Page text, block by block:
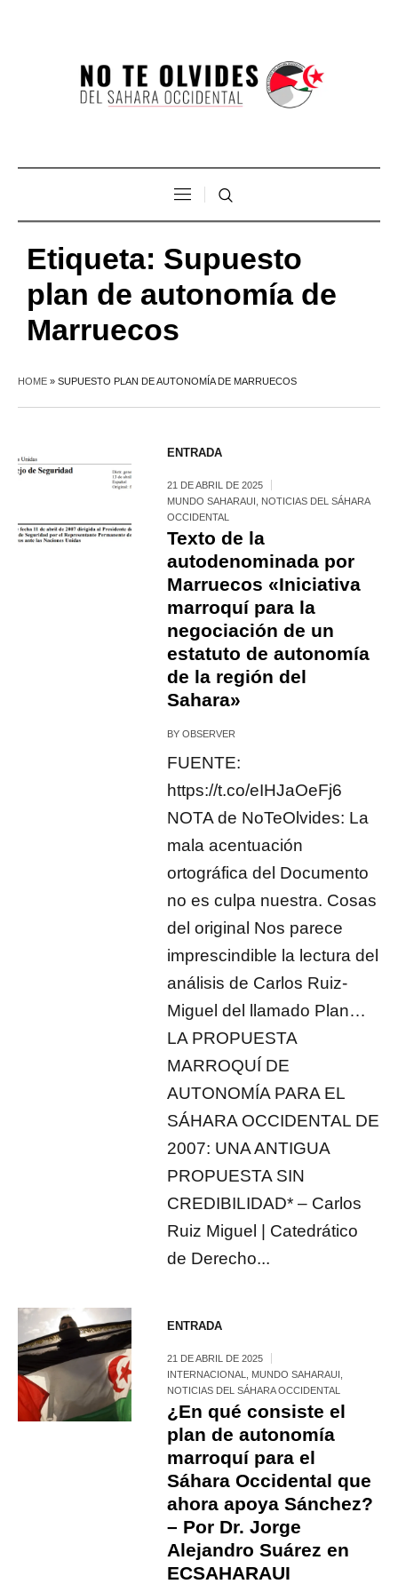
Etiqueta: Supuesto
plan de autonomía de
Marruecos
HOME » SUPUESTO PLAN DE AUTONOMÍA DE MARRUECOS
ENTRADA
21 DE ABRIL DE 2025
MUNDO SAHARAUI
NOTICIAS DEL SÁHARA
OCCIDENTAL
Texto de la
autodenominada por
Marruecos «Iniciativa
marroquí para la
negociación de un
estatuto de autonomía
de la región del
Sahara»
BYOBSERVER
FUENTE:
https://t.co/eIHJaOeFj6
NOTA de NoTeOlvides: La
mala acentuación
ortográfica del Documento
no es culpa nuestra. Cosas
del original Nos parece
imprescindible la lectura del
análisis de Carlos Ruiz-
Miguel del llamado Plan…
LA PROPUESTA
MARROQUÍ DE
AUTONOMÍA PARA EL
SÁHARA OCCIDENTAL DE
2007: UNA ANTIGUA
PROPUESTA SIN
CREDIBILIDAD* – Carlos
Ruiz Miguel | Catedrático
de Derecho...
ENTRADA
21 DE ABRIL DE 2025
INTERNACIONAL
MUNDO SAHARAUI
NOTICIAS DEL SÁHARA OCCIDENTAL
¿En qué consiste el
plan de autonomía
marroquí para el
Sáhara Occidental que
ahora apoya Sánchez?
– Por Dr. Jorge
Alejandro Suárez en
ECSAHARAUI